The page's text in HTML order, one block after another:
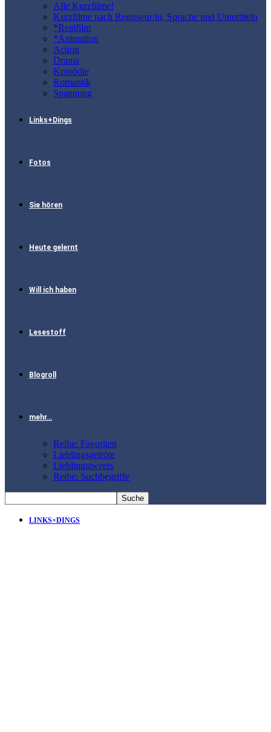
Alle Kurzfilme!
Kurzfilme nach Regisseur/in, Sprache und Untertiteln
*Realfilm
*Animation
Action
Drama
Komödie
Romantik
Spannung
Links+Dings
Fotos
Sie hören
Heute gelernt
Will ich haben
Lesestoff
Blogroll
mehr…
Reihe: Favoriten
Lieblingsgetröte
Lieblingstweets
Reihe: Suchbegriffe
LINKS+DINGS